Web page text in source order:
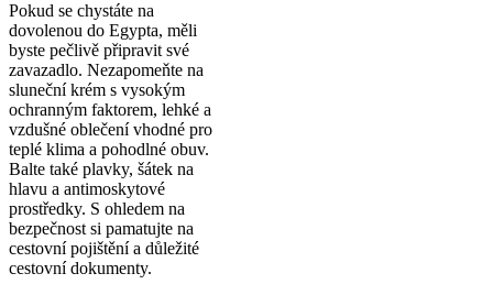
Pokud se chystáte na
dovolenou do Egypta, měli
byste pečlivě připravit své
zavazadlo. Nezapomeňte na
sluneční krém s vysokým
ochranným faktorem, lehké a
vzdušné oblečení vhodné pro
teplé klima a pohodlné obuv.
Balte také plavky, šátek na
hlavu a antimoskytové
prostředky. S ohledem na
bezpečnost si pamatujte na
cestovní pojištění a důležité
cestovní dokumenty.